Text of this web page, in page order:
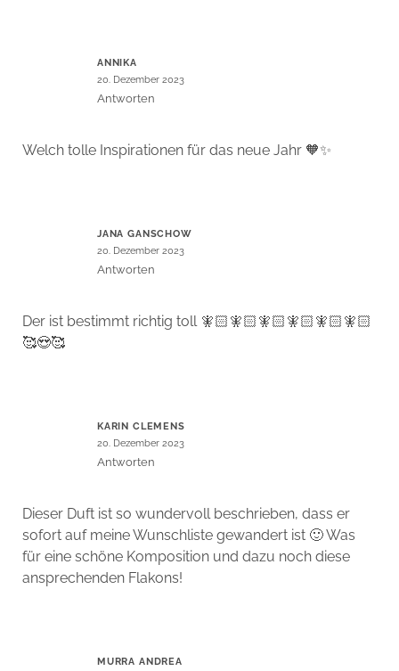
ANNIKA
20. Dezember 2023
Antworten
Welch tolle Inspirationen für das neue Jahr 🧡✨
JANA GANSCHOW
20. Dezember 2023
Antworten
Der ist bestimmt richtig toll 🧚🏻🧚🏻🧚🏻🧚🏻🧚🏻🧚🏻
🥰😍🥰
KARIN CLEMENS
20. Dezember 2023
Antworten
Dieser Duft ist so wundervoll beschrieben, dass er
sofort auf meine Wunschliste gewandert ist 🙂 Was
für eine schöne Komposition und dazu noch diese
ansprechenden Flakons!
MURRA ANDREA